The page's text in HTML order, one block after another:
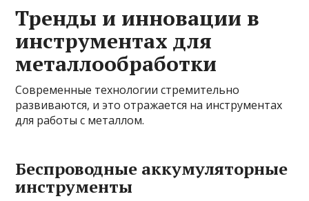
Тренды и инновации в
инструментах для
металлообработки
Современные технологии стремительно
развиваются, и это отражается на инструментах
для работы с металлом.
Беспроводные аккумуляторные
инструменты